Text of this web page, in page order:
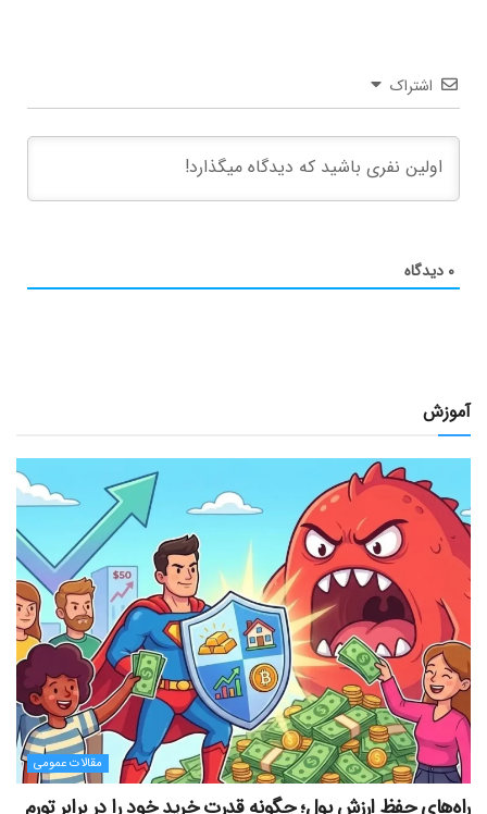
اشتراک
۰ دیدگاه
آموزش
مقالات عمومی
راه‌های حفظ ارزش پول؛ چگونه قدرت خرید خود را در برابر تورم